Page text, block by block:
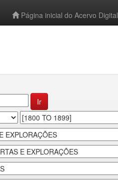
Página inicial do Acervo Digital